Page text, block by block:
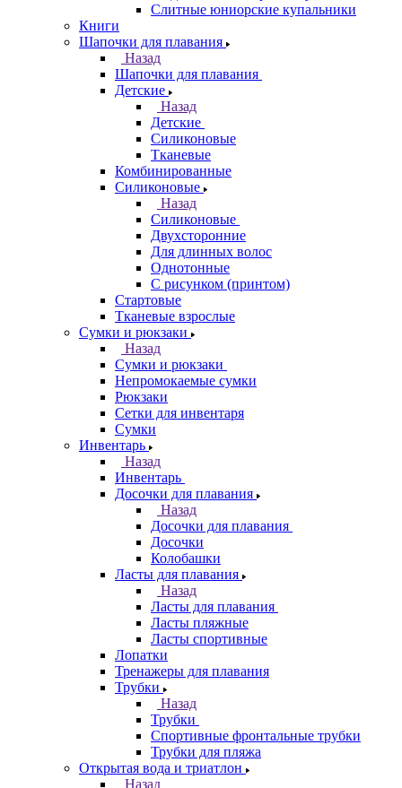
Слитные юниорские купальники
Книги
Шапочки для плавания
Назад
Шапочки для плавания
Детские
Назад
Детские
Силиконовые
Тканевые
Комбинированные
Силиконовые
Назад
Силиконовые
Двухсторонние
Для длинных волос
Однотонные
С рисунком (принтом)
Стартовые
Тканевые взрослые
Сумки и рюкзаки
Назад
Сумки и рюкзаки
Непромокаемые сумки
Рюкзаки
Сетки для инвентаря
Сумки
Инвентарь
Назад
Инвентарь
Досочки для плавания
Назад
Досочки для плавания
Досочки
Колобашки
Ласты для плавания
Назад
Ласты для плавания
Ласты пляжные
Ласты спортивные
Лопатки
Тренажеры для плавания
Трубки
Назад
Трубки
Спортивные фронтальные трубки
Трубки для пляжа
Открытая вода и триатлон
Назад